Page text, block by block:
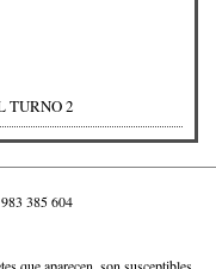
TURNO 2
385 604
que aparecen, son susceptibles